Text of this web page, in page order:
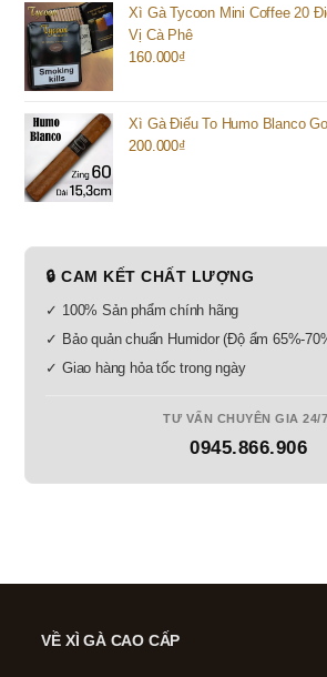
Xì Gà Tycoon Mini Coffee 20
Vị Cà Phê
160.000₫
Xì Gà Điếu To Humo Blanco
200.000₫
🔒 CAM KẾT CHẤT LƯỢNG
✓ 100% Sản phẩm chính hãng
✓ Bảo quản chuẩn Humidor (Độ ẩm 65%-
✓ Giao hàng hỏa tốc trong ngày
TƯ VẤN CHUYÊN GIA 24/
0945.866.906
VỀ XÌ GÀ CAO CẤP